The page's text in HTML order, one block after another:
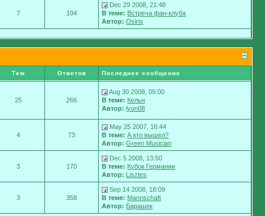
7 104
Dec 29 2008, 21:48
В теме: Встреча фан-клуба
Автор: Osiris
Тем Ответов Последнее сообщение
25 266
Aug 30 2008, 09:00
В теме: Кельн
Автор: lyon08
4 73
May 25 2007, 16:44
В теме: А кто вышел?
Автор: Green Musician
3 170
Dec 5 2008, 13:50
В теме: Кубок Германии
Автор: Lisztes
3 358
Sep 14 2008, 18:09
В теме: Mannschaft
Автор: Барашек